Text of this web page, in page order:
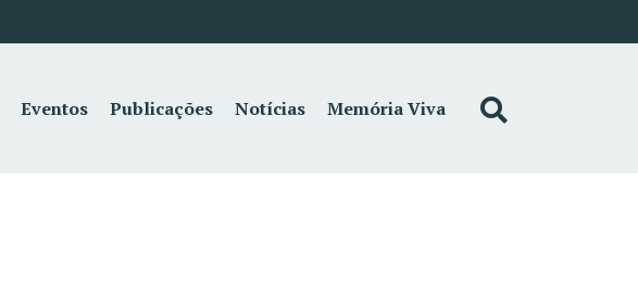
Eventos Publicações Notícias Memória Viva